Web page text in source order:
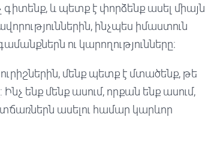
գիտենք, և պետք է փորձենք ասել միայն
ինչպես իմաստուն
ու կարողությունները։
մենք պետք է մտածենք, թե
ենք մենք ասում, որքան ենք ասում,
ասելու համար կարևոր